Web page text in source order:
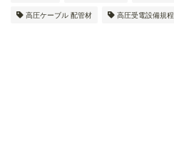
高圧ケーブル 配管材 高圧受電設備規程